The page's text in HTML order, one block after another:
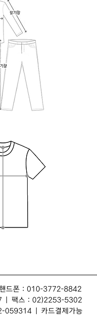
드폰 : 010-3772-8842
| 팩스 : 02)2253-5302
| 카드결제가능